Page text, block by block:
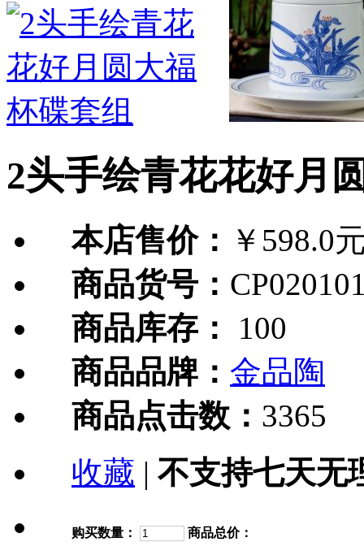
2头手绘青花花好月
本店售价： ￥598.0
商品货号：
商品库存：
100
商品品牌： 金品陶
商品点击数： 3365
收藏 | 不支持七天无
购买数量： 商品总价：